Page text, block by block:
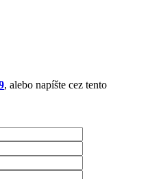
, alebo napíšte cez tento